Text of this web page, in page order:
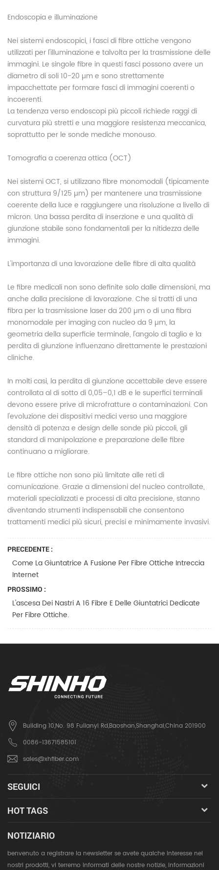
Endoscopia e illuminazione
Nei sistemi endoscopici, i fasci di fibre ottiche vengono
utilizzati per l'illuminazione e talvolta per la trasmissione delle
immagini. Le singole fibre in questi fasci possono avere un
diametro di soli 10-20 µm e sono strettamente
impacchettate per formare fasci di immagini coerenti o
incoerenti.
La tendenza verso endoscopi più piccoli richiede raggi di
curvatura più stretti e una maggiore resistenza meccanica,
soprattutto per le sonde mediche monouso.
Tomografia a coerenza ottica (OCT)
Nei sistemi OCT, si utilizzano fibre monomodali (tipicamente
con struttura 9/125 µm) per mantenere una trasmissione
coerente della luce e raggiungere una risoluzione a livello di
micron. Una bassa perdita di inserzione e una qualità di
giunzione stabile sono fondamentali per la nitidezza delle
immagini.
L'importanza di una lavorazione delle fibre di alta qualità
Le fibre medicali non sono definite solo dalle dimensioni, ma
anche dalla precisione di lavorazione. Che si tratti di una
fibra per la trasmissione laser da 200 µm o di una fibra
monomodale per imaging con nucleo da 9 µm, la
geometria della superficie terminale, l'angolo di taglio e la
perdita di giunzione influenzano direttamente le prestazioni
cliniche.
In molti casi, la perdita di giunzione accettabile deve essere
controllata al di sotto di 0,05–0,1 dB e le superfici terminali
devono essere prive di microfratture o contaminazioni. Con
l'evoluzione dei dispositivi medici verso una maggiore
densità di potenza e design delle sonde più piccoli, gli
standard di manipolazione e preparazione delle fibre
continuano a migliorare.
Le fibre ottiche non sono più limitate alle reti di
comunicazione. Grazie a dimensioni del nucleo controllate,
materiali specializzati e processi di alta precisione, stanno
diventando strumenti indispensabili che consentono
trattamenti medici più sicuri, precisi e minimamente invasivi.
PRECEDENTE :
Come La Giuntatrice A Fusione Per Fibre Ottiche Intreccia
Internet
PROSSIMO :
L'ascesa Dei Nastri A 16 Fibre E Delle Giuntatrici Dedicate
Per Fibre Ottiche.
Building 10,No. 98 Fulianyi Rd,Baoshan,Shanghai,China 201900
0086-13671585101
sales@xhfiber.com
SEGUICI
HOT TAGS
NOTIZIARIO
benvenuto a registrare la newsletter se avete qualche interesse nei
nostri prodotti, vi terremo informati delle nostre notizie, informazioni